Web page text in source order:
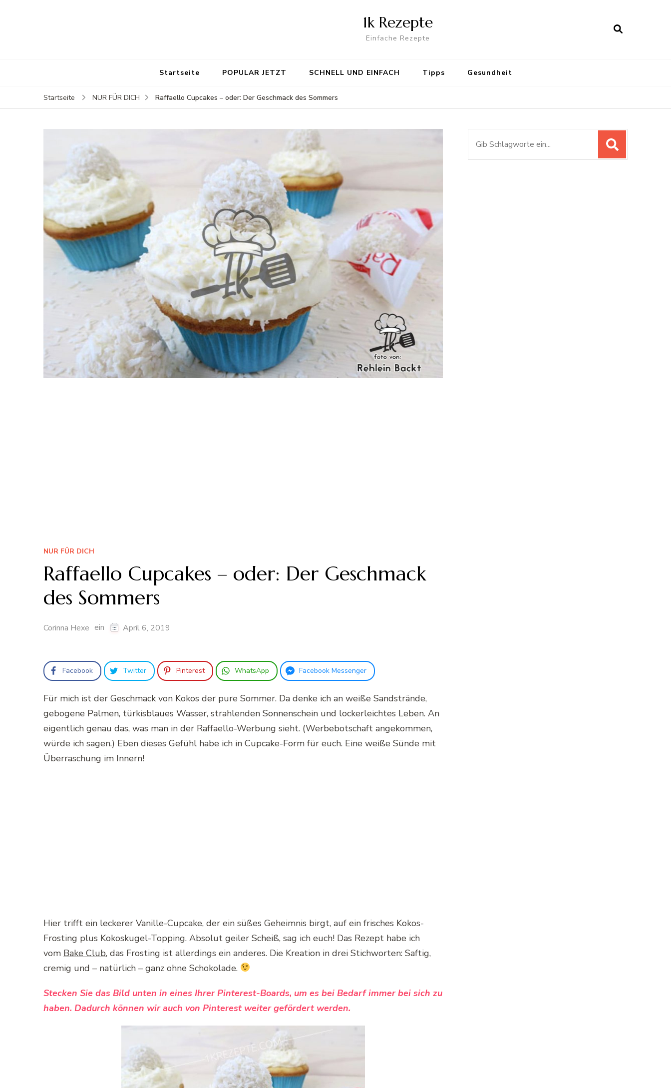
1k Rezepte
Einfache Rezepte
Startseite POPULAR JETZT SCHNELL UND EINFACH Tipps Gesundheit
Startseite NUR FÜR DICH Raffaello Cupcakes – oder: Der Geschmack des Sommers
NUR FÜR DICH
Raffaello Cupcakes – oder: Der Geschmack
des Sommers
Corinna Hexe ein April 6, 2019
Facebook Twitter Pinterest WhatsApp Facebook Messenger
Für mich ist der Geschmack von Kokos der pure Sommer. Da denke ich an weiße Sandstrände,
gebogene Palmen, türkisblaues Wasser, strahlenden Sonnenschein und lockerleichtes Leben. An
eigentlich genau das, was man in der Raffaello-Werbung sieht. (Werbebotschaft angekommen,
würde ich sagen.) Eben dieses Gefühl habe ich in Cupcake-Form für euch. Eine weiße Sünde mit
Überraschung im Innern!
Hier trifft ein leckerer Vanille-Cupcake, der ein süßes Geheimnis birgt, auf ein frisches Kokos-
Frosting plus Kokoskugel-Topping. Absolut geiler Scheiß, sag ich euch! Das Rezept habe ich
vom Bake Club, das Frosting ist allerdings ein anderes. Die Kreation in drei Stichworten: Saftig,
cremig und – natürlich – ganz ohne Schokolade.
Stecken Sie das Bild unten in eines Ihrer Pinterest-Boards, um es bei Bedarf immer bei sich zu
haben. Dadurch können wir auch von Pinterest weiter gefördert werden.